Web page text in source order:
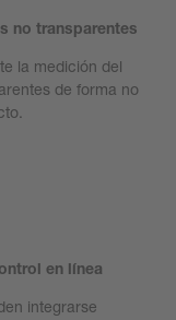
no transparentes
la medición del
de forma no
en línea
integrarse